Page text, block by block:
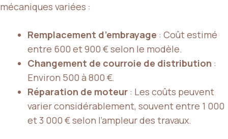
mécaniques variées :
Remplacement d’embrayage : Coût estimé
entre 600 et 900 € selon le modèle.
Changement de courroie de distribution :
Environ 500 à 800 €.
Réparation de moteur : Les coûts peuvent
varier considérablement, souvent entre 1 000
et 3 000 € selon l’ampleur des travaux.